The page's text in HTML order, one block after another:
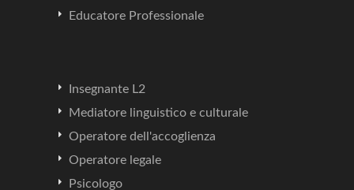
Educatore Professionale
Insegnante L2
Mediatore linguistico e culturale
Operatore dell'accoglienza
Operatore legale
Psicologo